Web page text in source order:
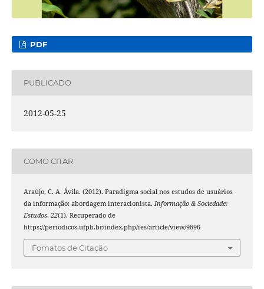
PDF
PUBLICADO
2012-05-25
COMO CITAR
Araújo, C. A. Ávila. (2012). Paradigma social nos estudos de usuários
da informação: abordagem interacionista. Informação & Sociedade:
Estudos, 22(1). Recuperado de
https://periodicos.ufpb.br/index.php/ies/article/view/9896
Fomatos de Citação